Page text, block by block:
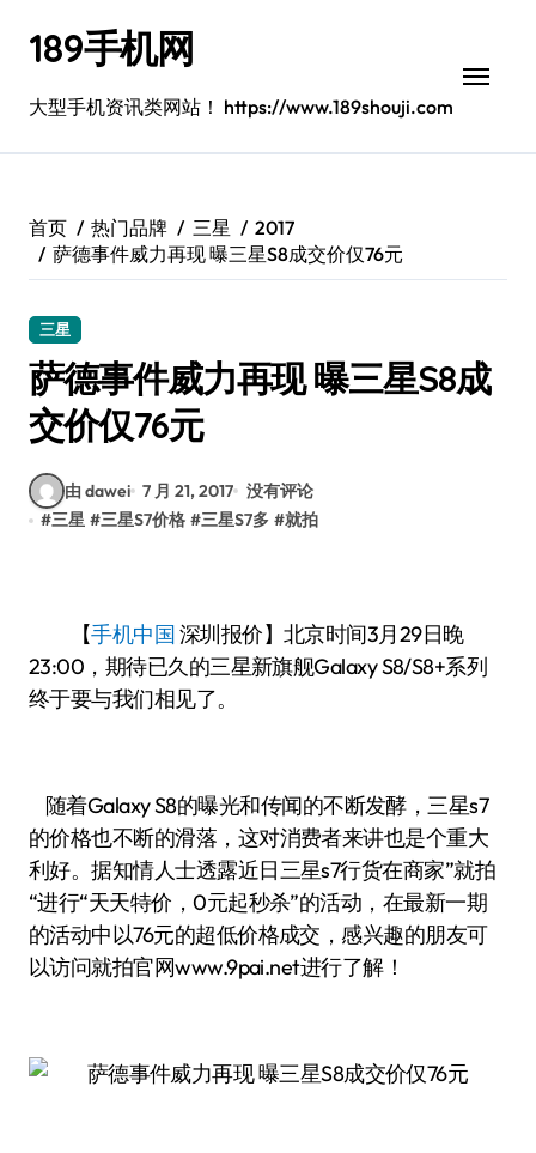
189手机网
大型手机资讯类网站！ https://www.189shouji.com
首页 热门品牌 三星
2017
萨德事件威力再现 曝三星S8成交价仅76元
三星
萨德事件威力再现 曝三星S8成
交价仅76元
由 dawei 7 月 21, 2017 没有评论
#三星 #三星S7价格 #三星S7多 #就拍
【手机中国深圳报价】北京时间3月29日晚
23:00，期待已久的三星新旗舰Galaxy S8/S8+系列
终于要与我们相见了。
随着Galaxy S8的曝光和传闻的不断发酵，三星s7
的价格也不断的滑落，这对消费者来讲也是个重大
利好。据知情人士透露近日三星s7行货在商家”就拍
“进行“天天特价，0元起秒杀”的活动，在最新一期
的活动中以76元的超低价格成交，感兴趣的朋友可
以访问就拍官网www.9pai.net进行了解！